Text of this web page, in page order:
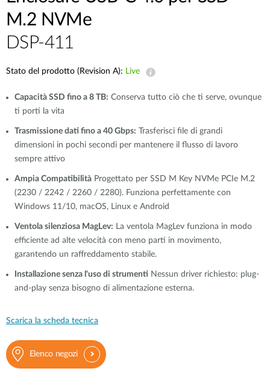
M.2 NVMe
DSP-411
Stato del prodotto (Revision A): Live
Capacità SSD fino a 8 TB: Conserva tutto ciò che ti serve, ovunque
ti porti la vita
Trasmissione dati fino a 40 Gbps: Trasferisci file di grandi
dimensioni in pochi secondi per mantenere il flusso di lavoro
sempre attivo
Ampia Compatibilità Progettato per SSD M Key NVMe PCIe M.2
(2230 / 2242 / 2260 / 2280). Funziona perfettamente con
Windows 11/10, macOS, Linux e Android
Ventola silenziosa MagLev: La ventola MagLev funziona in modo
efficiente ad alte velocità con meno parti in movimento,
garantendo un raffreddamento stabile.
Installazione senza l'uso di strumenti Nessun driver richiesto: plug-
and-play senza bisogno di alimentazione esterna.
Scarica la scheda tecnica
Elenco negozi